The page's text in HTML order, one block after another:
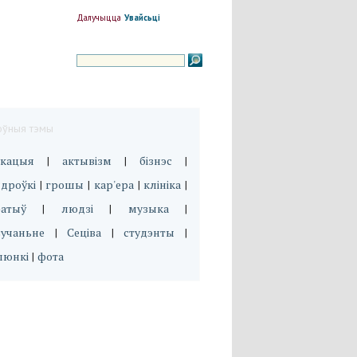
Далучыцца Увайсьці
тэмы
| актывізм | бізнэс |
| грошы | кар'ера| клініка |
| людзі| музыка|
|Сеціва |студэнты |
| фота